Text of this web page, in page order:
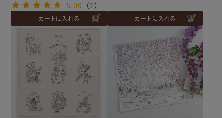
5.00 （1）
カートに入れる カートに入れる